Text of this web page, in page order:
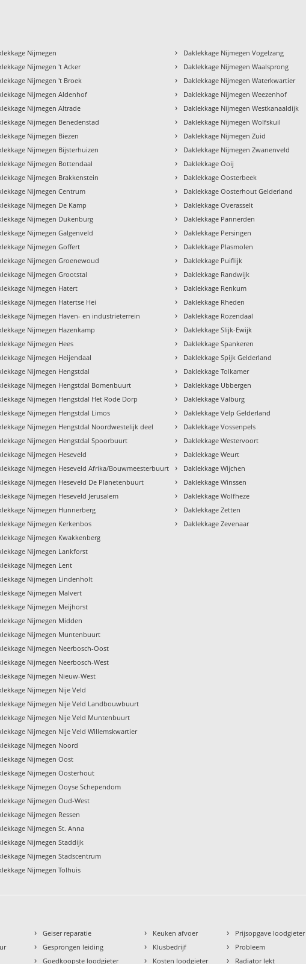
Nijmegen
Nijmegen 't Acker
Nijmegen 't Broek
Nijmegen Aldenhof
Nijmegen Altrade
Nijmegen Benedenstad
Nijmegen Biezen
Nijmegen Bijsterhuizen
Nijmegen Bottendaal
Nijmegen Brakkenstein
Nijmegen Centrum
Nijmegen De Kamp
Nijmegen Dukenburg
Nijmegen Galgenveld
Nijmegen Goffert
Nijmegen Groenewoud
Nijmegen Grootstal
Nijmegen Hatert
Nijmegen Hatertse Hei
Nijmegen Haven- en industrieterrein
Nijmegen Hazenkamp
Nijmegen Hees
Nijmegen Heijendaal
Nijmegen Hengstdal
Nijmegen Hengstdal Bomenbuurt
Nijmegen Hengstdal Het Rode Dorp
Nijmegen Hengstdal Limos
Nijmegen Hengstdal Noordwestelijk deel
Nijmegen Hengstdal Spoorbuurt
Nijmegen Heseveld
Nijmegen Heseveld Afrika/Bouwmeesterbuurt
Nijmegen Heseveld De Planetenbuurt
Nijmegen Heseveld Jerusalem
Nijmegen Hunnerberg
Nijmegen Kerkenbos
Nijmegen Kwakkenberg
Nijmegen Lankforst
Nijmegen Lent
Nijmegen Lindenholt
Nijmegen Malvert
Nijmegen Meijhorst
Nijmegen Midden
Nijmegen Muntenbuurt
Nijmegen Neerbosch-Oost
Nijmegen Neerbosch-West
Nijmegen Nieuw-West
Nijmegen Nije Veld
Nijmegen Nije Veld Landbouwbuurt
Nijmegen Nije Veld Muntenbuurt
Nijmegen Nije Veld Willemskwartier
Nijmegen Noord
Nijmegen Oost
Nijmegen Oosterhout
Nijmegen Ooyse Schependom
Nijmegen Oud-West
Nijmegen Ressen
Nijmegen St. Anna
Nijmegen Staddijk
Nijmegen Stadscentrum
Nijmegen Tolhuis
› Daklekkage Nijmegen Vogelzang
› Daklekkage Nijmegen Waalsprong
› Daklekkage Nijmegen Waterkwartier
› Daklekkage Nijmegen Weezenhof
› Daklekkage Nijmegen Westkanaaldijk
› Daklekkage Nijmegen Wolfskuil
› Daklekkage Nijmegen Zuid
› Daklekkage Nijmegen Zwanenveld
› Daklekkage Ooij
› Daklekkage Oosterbeek
› Daklekkage Oosterhout Gelderland
› Daklekkage Overasselt
› Daklekkage Pannerden
› Daklekkage Persingen
› Daklekkage Plasmolen
› Daklekkage Puiflijk
› Daklekkage Randwijk
› Daklekkage Renkum
› Daklekkage Rheden
› Daklekkage Rozendaal
› Daklekkage Slijk-Ewijk
› Daklekkage Spankeren
› Daklekkage Spijk Gelderland
› Daklekkage Tolkamer
› Daklekkage Ubbergen
› Daklekkage Valburg
› Daklekkage Velp Gelderland
› Daklekkage Vossenpels
› Daklekkage Westervoort
› Daklekkage Weurt
› Daklekkage Wijchen
› Daklekkage Winssen
› Daklekkage Wolfheze
› Daklekkage Zetten
› Daklekkage Zevenaar
› Geiser reparatie
› Gesprongen leiding
› Goedkoopste loodgieter
› Keuken afvoer
› Klusbedrijf
› Kosten loodgieter
› Prijsopgave loodgieter
› Probleem
› Radiator lekt